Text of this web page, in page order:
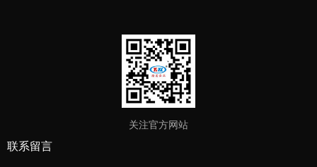
关注官方网站
联系留言